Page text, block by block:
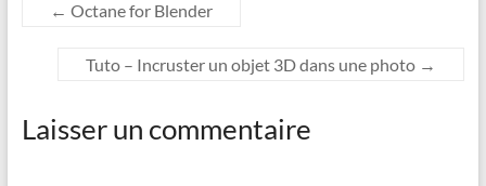
← Octane for Blender
Tuto – Incruster un objet 3D dans une photo →
Laisser un commentaire